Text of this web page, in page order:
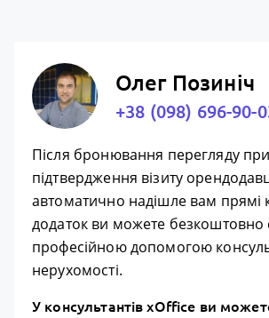
Олег Позиніч
+38 (098) 696-90-
Після бронювання перегляду
підтвердження візиту
автоматично надішле вам прямі
додаток ви можете безкоштовно
професійною допомогою
нерухомості.
У консультантів xOffice ви